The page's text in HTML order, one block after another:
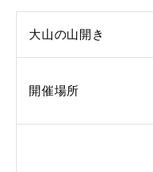
大山の山開き
開催場所